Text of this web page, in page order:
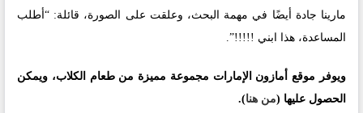
مارينا جادة أيضًا في مهمة البحث، وعلقت على الصورة، قائلة: “أطلب
المساعدة، هذا ابني !!!!!”.
ويوفر موقع أمازون الإمارات مجموعة مميزة من طعام الكلاب، ويمكن
الحصول عليها (من هنا).